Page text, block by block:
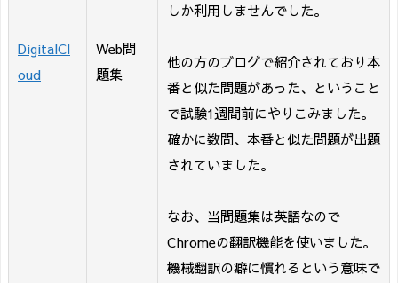
DigitalCl
oud
Web問
題集
しか利用しませんでした。
他の方のブログで紹介されており本
番と似た問題があった、ということ
で試験1週間前にやりこみました。
確かに数問、本番と似た問題が出題
されていました。
なお、当問題集は英語なので
Chromeの翻訳機能を使いました。
機械翻訳の癖に慣れるという意味で